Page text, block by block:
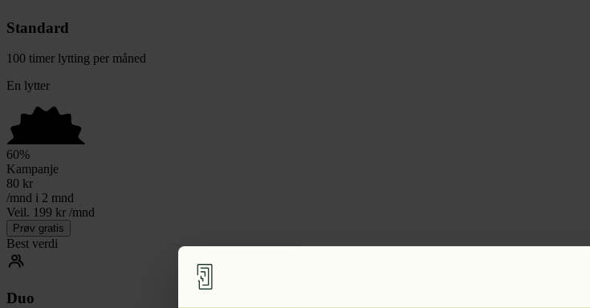
Standard
100 timer lytting per måned
En lytter
60%
Kampanje
80 kr
/mnd i 2 mnd
Veil. 199 kr /mnd
Prøv gratis
Best verdi
Duo